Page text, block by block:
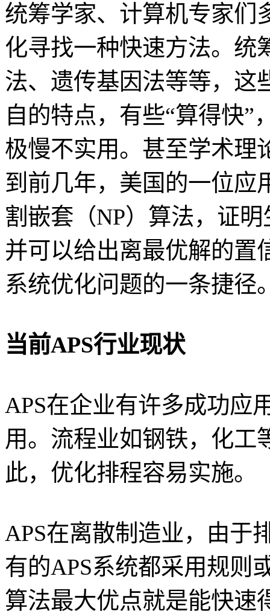
统筹学家、计算机专家们
化寻找一种快速方法。统
法、遗传基因法等等，这
自的特点，有些“算得快”
极慢不实用。甚至学术理
到前几年，美国的一位应
割嵌套（NP）算法，证
并可以给出离最优解的置
系统优化问题的一条捷径
当前APS行业现状
APS在企业有许多成功应
用。流程业如钢铁，化工
此，优化排程容易实施。
APS在离散制造业，由于
有的APS系统都采用规则
算法最大优点就是能快速